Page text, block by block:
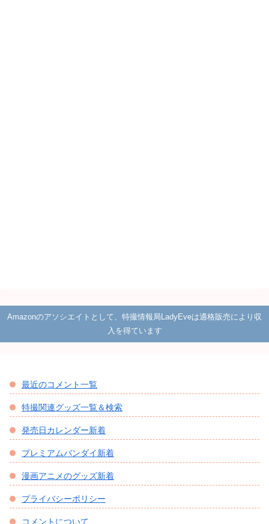
Amazonのアソシエイトとして、特撮情報局LadyEveは適格販売により収
入を得ています
最近のコメント一覧
特撮関連グッズ一覧＆検索
発売日カレンダー新着
プレミアムバンダイ新着
漫画アニメのグッズ新着
プライバシーポリシー
コメントについて